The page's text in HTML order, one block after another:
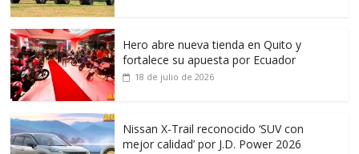
Hero abre nueva tienda en Quito y
fortalece su apuesta por Ecuador
18 de julio de 2026
Nissan X-Trail reconocido ‘SUV con
mejor calidad’ por J.D. Power 2026